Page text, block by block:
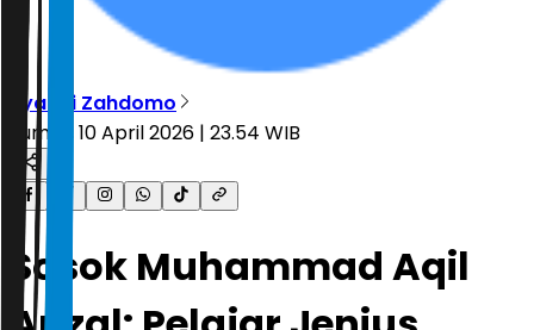
Ryandi Zahdomo
Jumat, 10 April 2026 | 23.54 WIB
Sosok Muhammad Aqil